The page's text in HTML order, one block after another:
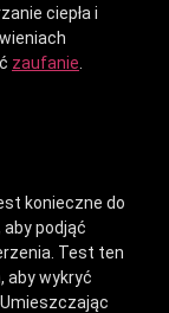
ciepła i
zaufanie.
konieczne do
podjąć
Test ten
aby wykryć
Umieszczając